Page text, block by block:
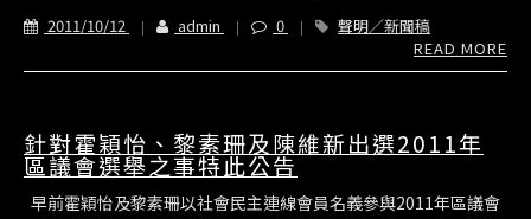
2011/10/12 admin 0
聲明／新聞稿
READ MORE
針對霍穎怡、黎素珊及陳維新出選2011年
區議會選舉之事特此公告
早前霍穎怡及黎素珊以社會民主連線會員名義參與2011年區議會